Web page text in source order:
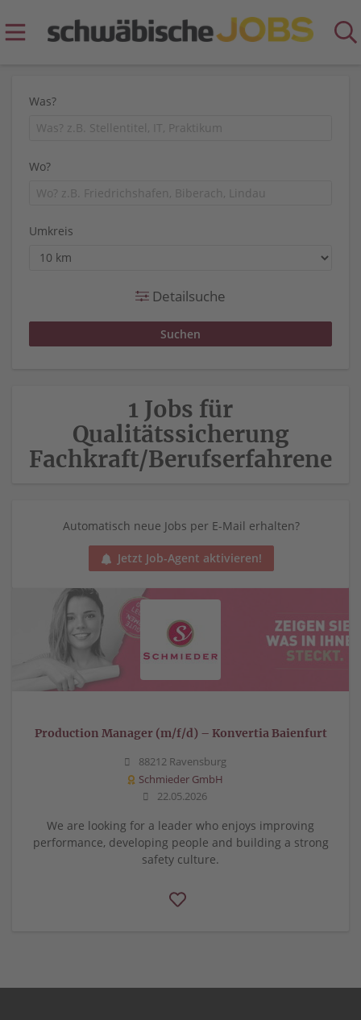
Was?
Wo?
Umkreis
Detailsuche
1 Jobs für
Qualitätssicherung
Fachkraft/Berufserfahrene
Automatisch neue Jobs per E-Mail erhalten?
Jetzt Job-Agent aktivieren!
Production Manager (m/f/d) – Konvertia Baienfurt
88212 Ravensburg
Schmieder GmbH
22.05.2026
We are looking for a leader who enjoys improving
performance, developing people and building a strong
safety culture.